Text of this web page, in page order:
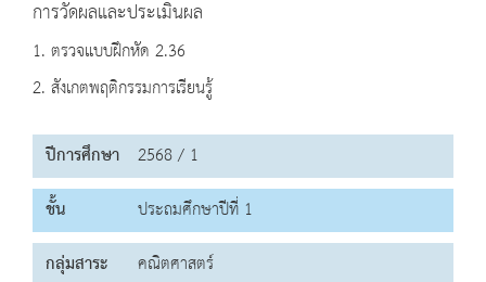
การวัดผลและประเมินผล
1. ตรวจแบบฝึกหัด 2.36
2. สังเกตพฤติกรรมการเรียนรู้
ปีการศึกษา 2568 / 1
ชั้น
ประถมศึกษาปีที่ 1
กลุ่มสาระ
คณิตศาสตร์